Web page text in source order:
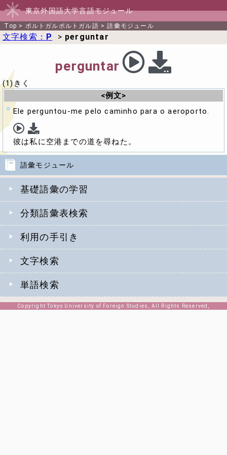
東京外国語大学言語モジュール
Top > ポルトガルポルトガル語 >語彙モジュール
語彙モジュール
基礎語彙の学習
分類語彙表検索
利用の手引き
文字検索
単語検索
文字検索： P > perguntar
perguntar
(1)きく
<例文>
Ele perguntou-me pelo caminho para o aeroporto.
彼は私に空港までの道を尋ねた。
Copyright Tokyo University of Foreign Studies, All Rights Reserved,